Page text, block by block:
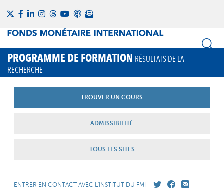
PROGRAMME DE FORMATION RÉSULTATS DE LA
RECHERCHE
TROUVER UN COURS
ADMISSIBILITÉ
TOUS LES SITES
ENTRER EN CONTACT AVEC L'INSTITUT DU FMI